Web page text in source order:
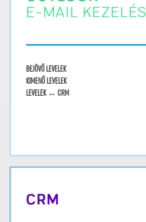
E-MAIL KEZELÉS
BEJÖVŐ LEVELEK
KIMENŐ LEVELEK
LEVELEK ↔ CRM
CRM